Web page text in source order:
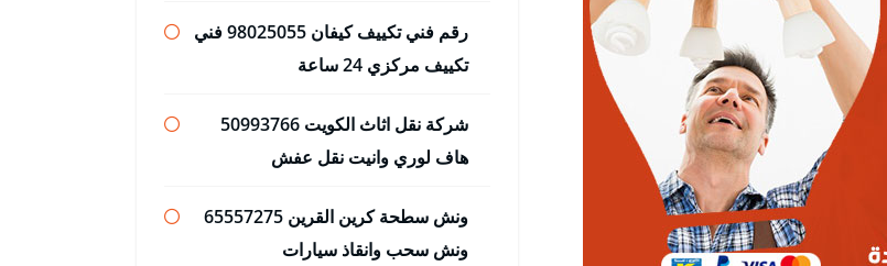
رقم فني تكييف كيفان 98025055 فني
تكييف مركزي 24 ساعة
شركة نقل اثاث الكويت 50993766
هاف لوري وانيت نقل عفش
ونش سطحة كرين القرين 65557275
ونش سحب وانقاذ سيارات